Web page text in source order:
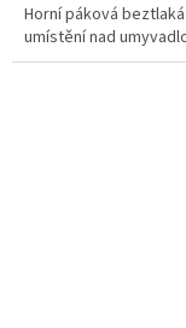
Horní páková
umístění nad